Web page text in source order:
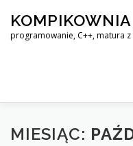
treści
KOMPIKOWNIA
programowanie, C++, matura
LINUX – KOMPENDIUM
MIESIĄC: